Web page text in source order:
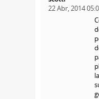
22 Abr, 2014